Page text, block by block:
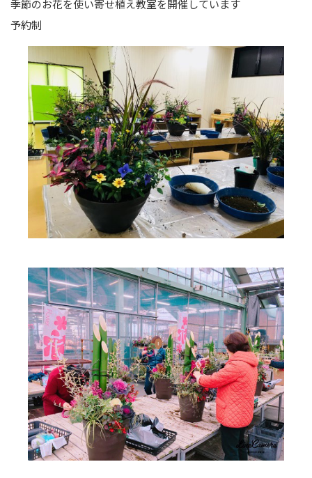
季節のお花を使い寄せ植え教室を開催しています
予約制